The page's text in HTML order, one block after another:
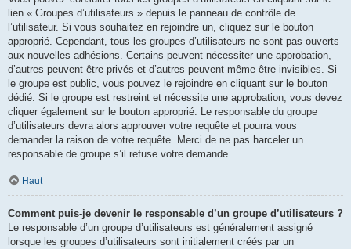
lien « Groupes d’utilisateurs » depuis le panneau de contrôle de
l’utilisateur. Si vous souhaitez en rejoindre un, cliquez sur le bouton
approprié. Cependant, tous les groupes d’utilisateurs ne sont pas ouverts
aux nouvelles adhésions. Certains peuvent nécessiter une approbation,
d’autres peuvent être privés et d’autres peuvent même être invisibles. Si
le groupe est public, vous pouvez le rejoindre en cliquant sur le bouton
dédié. Si le groupe est restreint et nécessite une approbation, vous devez
cliquer également sur le bouton approprié. Le responsable du groupe
d’utilisateurs devra alors approuver votre requête et pourra vous
demander la raison de votre requête. Merci de ne pas harceler un
responsable de groupe s’il refuse votre demande.
Haut
Comment puis-je devenir le responsable d’un groupe d’utilisateurs ?
Le responsable d’un groupe d’utilisateurs est généralement assigné
lorsque les groupes d’utilisateurs sont initialement créés par un